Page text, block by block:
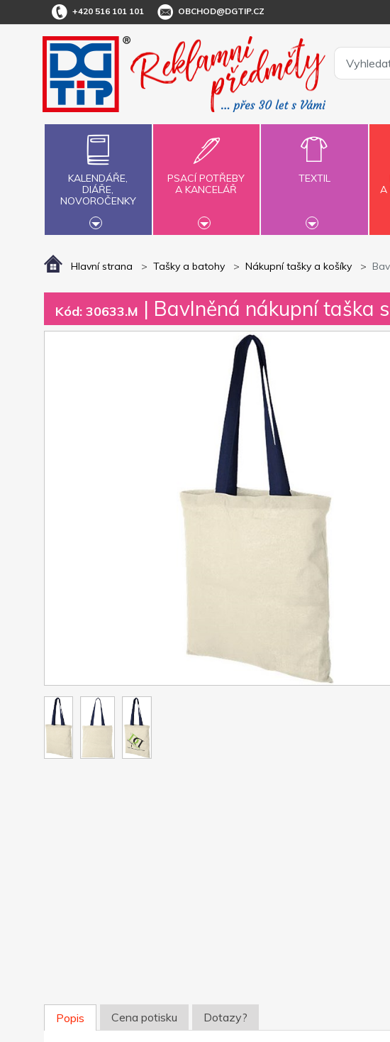
+420 516 101 101 OBCHOD@DGTIP.CZ
KALENDÁŘE,
DIÁŘE,
NOVOROČENKY
PSACÍ POTŘEBY
A KANCELÁŘ
TEXTIL
A
Hlavní strana Tašky a batohy Nákupní tašky a košíky
Kód: 30633.M | Bavlněná nákupní taška
Popis Cena potisku Dotazy?